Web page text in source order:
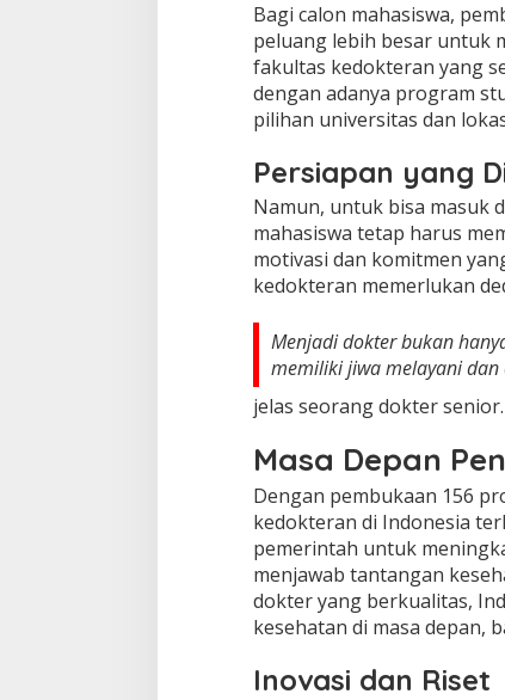
Bagi calon mahasiswa,
peluang lebih besar untuk
fakultas kedokteran yang
dengan adanya program
pilihan universitas dan
Persiapan yang
Namun, untuk bisa masuk
mahasiswa tetap harus
motivasi dan komitmen
kedokteran memerlukan
Menjadi dokter bukan
memiliki jiwa melayani
jelas seorang dokter senior.
Masa Depan
Dengan pembukaan 156
kedokteran di Indonesia
pemerintah untuk
menjawab tantangan
dokter yang berkualitas,
kesehatan di masa depan,
Inovasi dan Riset